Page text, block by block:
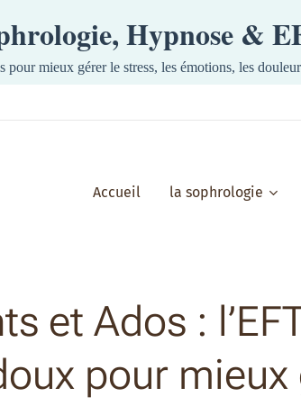
Hypnose &
pour mieux gérer le stress, les émotions, les
Accueil la sophrologie
et Ados :
pour